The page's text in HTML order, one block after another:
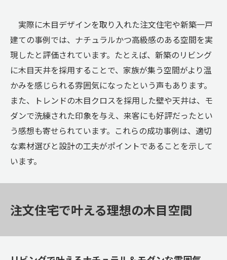
実際に木目デザインを取り入れた注文住宅や新築一戸
建ての事例では、ナチュラルかつ高級感のある空間を実
現したと評価されています。たとえば、新築のリビング
に木目天井を採用することで、家族が集う空間がより温
かみを感じられる雰囲気になったという声もあります。
また、トレンドの木目クロスを採用した壁や天井は、モ
ダンで洗練された印象を与え、来客にも好評だったとい
う感想も寄せられています。これらの成功事例は、適切
な素材選びと設計の工夫がポイントであることを示して
います。
注文住宅で叶える理想の木目空間